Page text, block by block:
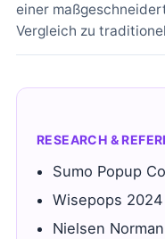
einer
Vergleich zu
RESEARCH &
Sumo Popup
Wisepops
Nielsen